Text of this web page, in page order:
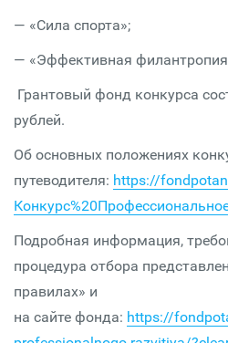
— «Сила спорта»;
— «Эффективная
Грантовый фонд конкурса
рублей.
Об основных положениях
путеводителя: https://
Подробная информация,
процедура отбора
правилах» и
на сайте фонда: https://